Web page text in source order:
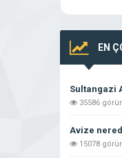
EN
Sultangazi
35586
Avize
15078